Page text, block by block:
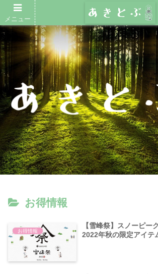
お得情報
お得情報
【雪峰祭】スノーピー
2022年秋の限定アイテ
メニュー